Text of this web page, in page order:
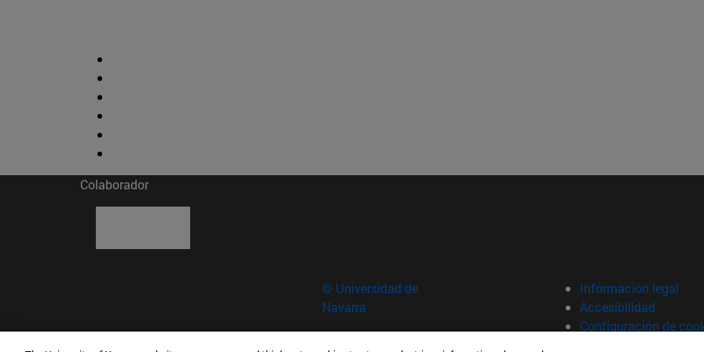
Colaborador
© Universidad de
Navarra
Información legal
Accesibilidad
Configuración de